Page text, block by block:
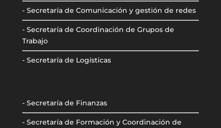
- Secretaría de Comunicación y gestión de redes
- Secretaría de Coordinación de Grupos de
Trabajo
- Secretaría de Logísticas
- Secretaría de Finanzas
- Secretaría de Formación y Coordinación de